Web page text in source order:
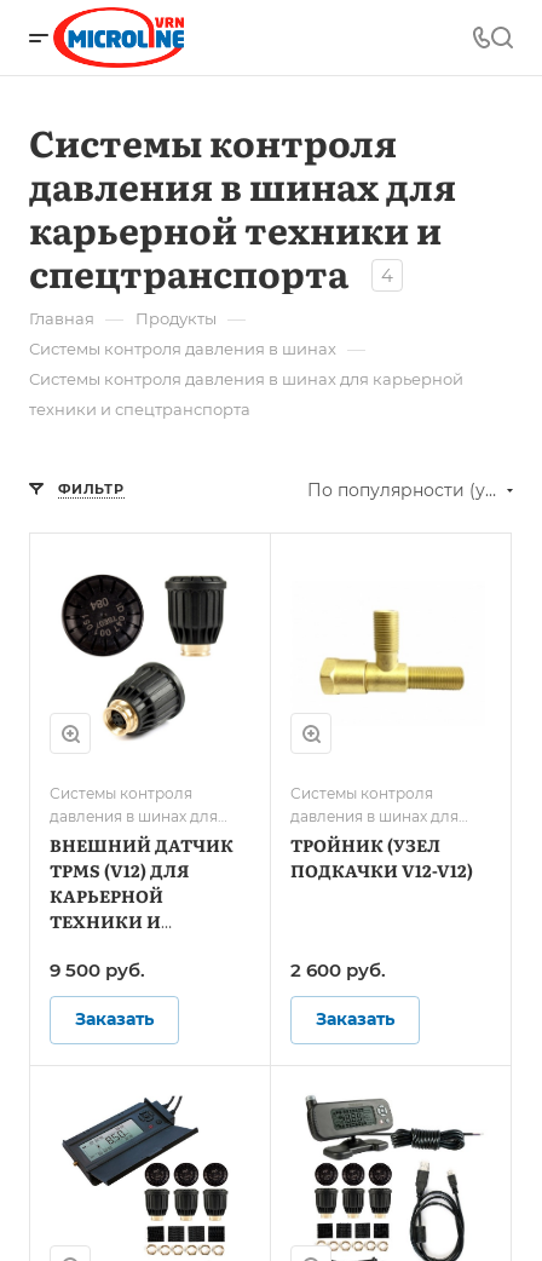
Системы контроля
давления в шинах для
карьерной техники и
спецтранспорта
4
Главная — Продукты —
Системы контроля давления в шинах —
Системы контроля давления в шинах для карьерной
техники и спецтранспорта
ФИЛЬТР По популярности (убывание)
Системы контроля
давления в шинах для
карьерной техники и
спецтранспорта
ВНЕШНИЙ ДАТЧИК
TPMS (V12) ДЛЯ
КАРЬЕРНОЙ
ТЕХНИКИ И
9 500 руб.
Заказать
Системы контроля
давления в шинах для
карьерной техники и
спецтранспорта
ТРОЙНИК (УЗЕЛ
ПОДКАЧКИ V12-V12)
2 600 руб.
Заказать